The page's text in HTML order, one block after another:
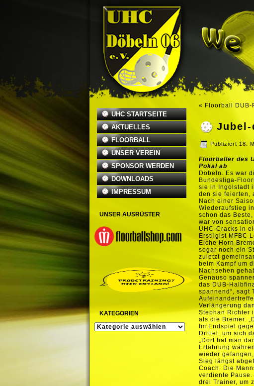
UHC STARTSEITE
AKTUELLES
FLOORBALL
UNSER VEREIN
SPONSOR WERDEN
DOWNLOADS
IMPRESSUM
UNSER AUSRÜSTER
KATEGORIEN
KATEGORIEN
« Floorball DUB-
Publiziert 18.
Floorballer des
Pokal ab
Döbeln. Es war
Bundesliga-
sie in Ingolstadt
den sie feierten,
Nach einer
Wiederaufstieg
schon das
war von
UHC-Cracks in
Erstligist MFBC
Eiche Horn
sogar noch ein
zuletzt
beim Kampf um
Nachsehen
Genauso
das DUB-
spannend“, sagt
Verlängerung
Stephan Richter
als die Bremer.
Im Endspiel
Drittel, um sich
„Dort hat man
Erfahrung
wieder
Sieg längst
Coach. Die
verdiente
drei Trainer, um